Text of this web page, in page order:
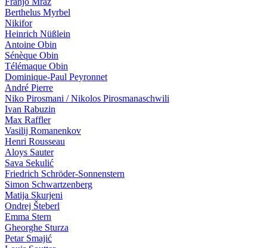
Berthelus Myrbel
Nikifor
Heinrich Nüßlein
Antoine Obin
Sénèque Obin
Télémaque Obin
Dominique-Paul Peyronnet
André Pierre
Niko Pirosmani / Nikolos Pirosmanaschwili
Ivan Ra­bu­zin
Max Raffler
Vasilij Romanenkov
Henri Rousseau
Aloys Sauter
Sava Sekulić
Friedrich Schröder-Sonnenstern
Simon Schwartzenberg
Matija Skurjeni
Ondrej Šteberl
Emma Stern
Gheorghe Sturza
Petar Smajić